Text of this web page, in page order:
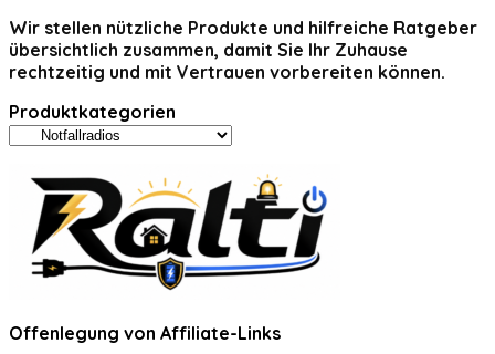
Wir stellen nützliche Produkte und hilfreiche Ratgeber
übersichtlich zusammen, damit Sie Ihr Zuhause
rechtzeitig und mit Vertrauen vorbereiten können.
Produktkategorien
Offenlegung von Affiliate-Links